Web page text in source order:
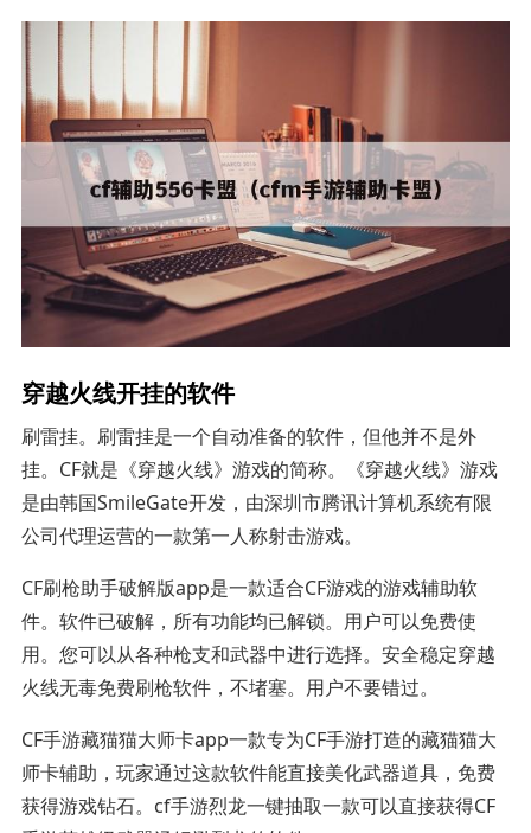
穿越火线开挂的软件
刷雷挂。刷雷挂是一个自动准备的软件，但他并不是外
挂。CF就是《穿越火线》游戏的简称。《穿越火线》游戏
是由韩国SmileGate开发，由深圳市腾讯计算机系统有限
公司代理运营的一款第一人称射击游戏。
CF刷枪助手破解版app是一款适合CF游戏的游戏辅助软
件。软件已破解，所有功能均已解锁。用户可以免费使
用。您可以从各种枪支和武器中进行选择。安全稳定穿越
火线无毒免费刷枪软件，不堵塞。用户不要错过。
CF手游藏猫猫大师卡app一款专为CF手游打造的藏猫猫大
师卡辅助，玩家通过这款软件能直接美化武器道具，免费
获得游戏钻石。cf手游烈龙一键抽取一款可以直接获得CF